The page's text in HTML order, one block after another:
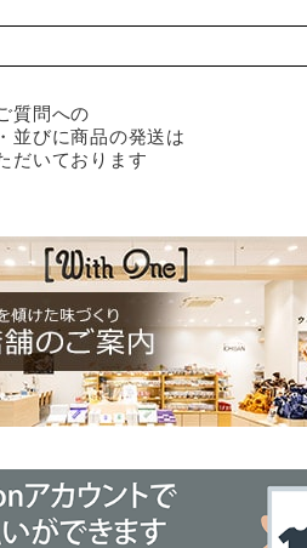
質問への
並びに商品の発送は
だいております